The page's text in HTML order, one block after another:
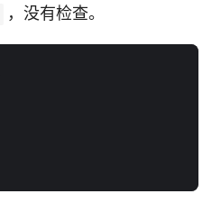
，没有检查。